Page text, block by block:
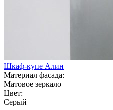
Шкаф-купе Алин
Материал фасада:
Матовое зеркало
Цвет:
Серый